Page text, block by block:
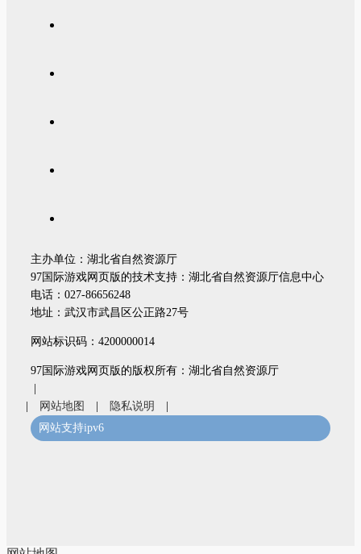
主办单位：湖北省自然资源厅
97国际游戏网页版的技术支持：湖北省自然资源厅信息中心
电话：027-86656248
地址：武汉市武昌区公正路27号
网站标识码：4200000014
97国际游戏网页版的版权所有：湖北省自然资源厅
|
|
网站地图 | 隐私说明
|
网站支持ipv6